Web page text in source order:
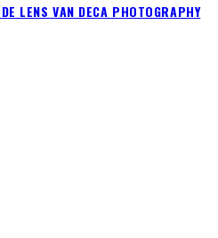
LENS VAN DECA PHOTOGRAPHY